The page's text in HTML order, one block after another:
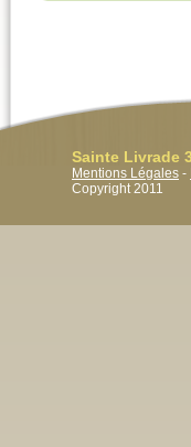
Sainte Livrade
Mentions Légales -
Copyright 2011